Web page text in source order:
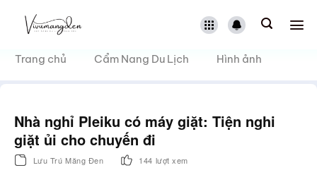
dungTrang chủ Cẩm Nang Du Lịch Hình ảnh
Nhà nghỉ Pleiku có máy giặt: Tiện nghi
giặt ủi cho chuyến đi
Lưu Trú Măng Đen 144 lượt xem